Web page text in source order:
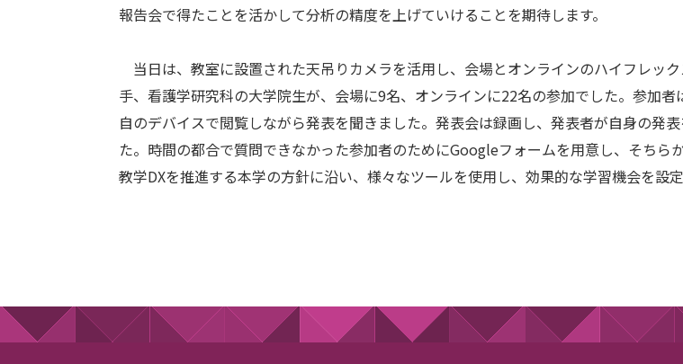
報告会で得たことを活かして分析の精度を上げていけることを期待します。
当日は、教室に設置された天吊りカメラを活用し、会場とオンラインのハイフレッ
手、看護学研究科の大学院生が、会場に9名、オンラインに22名の参加でした。参加
自のデバイスで閲覧しながら発表を聞きました。発表会は録画し、発表者が自身の発
た。時間の都合で質問できなかった参加者のためにGoogleフォームを用意し、そちら
教学DXを推進する本学の方針に沿い、様々なツールを使用し、効果的な学習機会を設定
（大学院教